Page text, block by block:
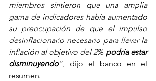
miembros sintieron que una amplia
gama de indicadores había aumentado
su preocupación de que el impulso
desinflacionario necesario para llevar la
inflación al objetivo del 2% podría estar
disminuyendo”, dijo el banco en el
resumen.